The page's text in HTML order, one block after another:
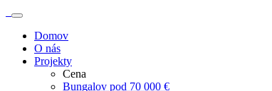
Domov
O nás
Projekty
Cena
Bungalov pod 70 000 €